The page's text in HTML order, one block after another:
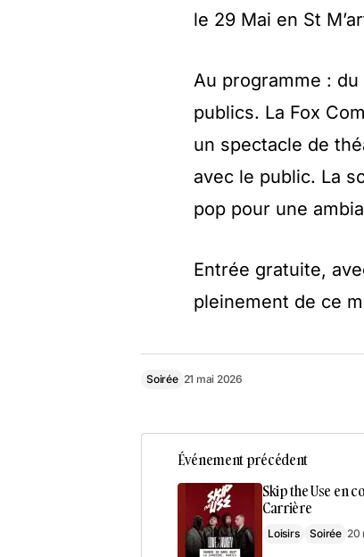
le 29 Mai en St
Au programme :
publics. La Fox
un spectacle de
avec le public. La
pop pour une
Entrée gratuite,
pleinement de ce
Soirée 21 mai 2026
Événement précédent
Skip the Use en
Carrière
Loisirs Soirée 20